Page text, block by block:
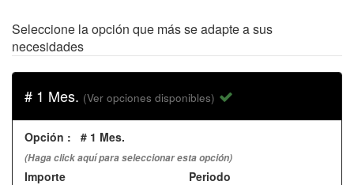
Seleccione la opción que más se adapte a sus
necesidades
# 1 Mes. (Ver opciones disponibles)
Opción : # 1 Mes.
(Haga click aquí para seleccionar esta opción)
Importe
Periodo